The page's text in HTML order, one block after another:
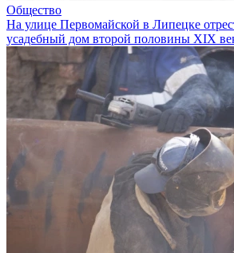
Общество
На улице Первомайской в Липецке
усадебный дом второй половины XIX